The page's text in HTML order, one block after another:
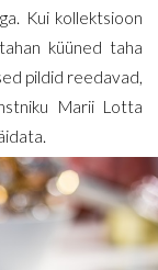
Kui kollektsioon
küüned taha
pildid reedavad,
Marii Lotta